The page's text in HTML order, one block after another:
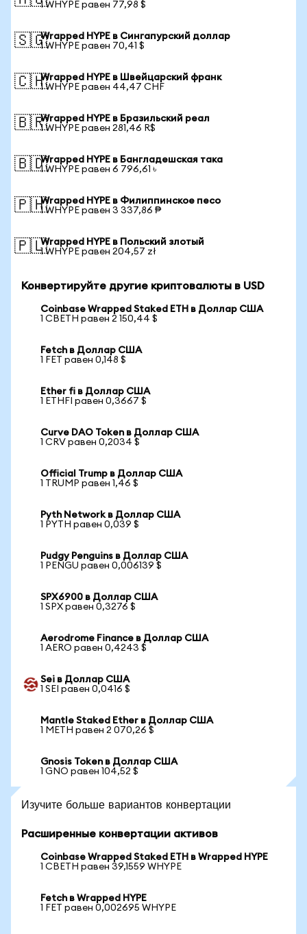
1 WHYPE равен 77,98 $
🇸🇬Wrapped HYPE в Сингапурский доллар
1 WHYPE равен 70,41 $
🇨🇭Wrapped HYPE в Швейцарский франк
1 WHYPE равен 44,47 CHF
🇧🇷Wrapped HYPE в Бразильский реал
1 WHYPE равен 281,46 R$
🇧🇩Wrapped HYPE в Бангладешская така
1 WHYPE равен 6 796,61 ৳
🇵🇭Wrapped HYPE в Филиппинское песо
1 WHYPE равен 3 337,86 ₱
🇵🇱Wrapped HYPE в Польский злотый
1 WHYPE равен 204,57 zł
Конвертируйте другие криптовалюты в USD
Coinbase Wrapped Staked ETH в Доллар США
1 CBETH равен 2 150,44 $
Fetch в Доллар США
1 FET равен 0,148 $
Ether fi в Доллар США
1 ETHFI равен 0,3667 $
Curve DAO Token в Доллар США
1 CRV равен 0,2034 $
Official Trump в Доллар США
1 TRUMP равен 1,46 $
Pyth Network в Доллар США
1 PYTH равен 0,039 $
Pudgy Penguins в Доллар США
1 PENGU равен 0,006139 $
SPX6900 в Доллар США
1 SPX равен 0,3276 $
Aerodrome Finance в Доллар США
1 AERO равен 0,4243 $
Sei в Доллар США
1 SEI равен 0,0416 $
Mantle Staked Ether в Доллар США
1 METH равен 2 070,26 $
Gnosis Token в Доллар США
1 GNO равен 104,52 $
Изучите больше вариантов конвертации
Расширенные конвертации активов
Coinbase Wrapped Staked ETH в Wrapped HYPE
1 CBETH равен 39,1559 WHYPE
Fetch в Wrapped HYPE
1 FET равен 0,002695 WHYPE